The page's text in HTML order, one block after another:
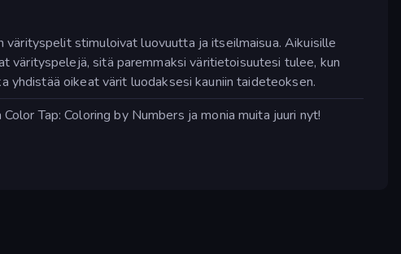
stimuloivat luovuutta ja itseilmaisua. Aikuisille
värityspelejä, sitä paremmaksi väritietoisuutesi tulee, kun
oikeat värit luodaksesi kauniin taideteoksen.
Tap: Coloring by Numbers ja monia muita juuri nyt!